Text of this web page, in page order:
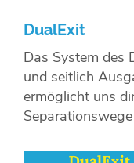
DualExit
Das System des
und seitlich
ermöglicht uns